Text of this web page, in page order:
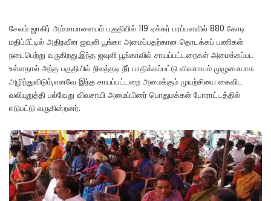
சேலம் ஜாகிர் அம்மாபாளையம் பகுதியில் 119 ஏக்கர் பரப்பளவில் 880 கோடி
மதிப்பீட்டில் அதிநவீன ஜவுளி பூங்கா அமைப்பதற்கான தொடக்கப் பணிகள்
நடைபெற்று வருகிறது.இந்த ஜவுளி பூங்காவில் சாயப்பட்டறைகள் அமைக்கப்பட
உள்ளதால் அந்த பகுதியில் நிலத்தடி நீர் பாதிக்கப்பட்டு விவசாயம் முழுமையாக
அழிந்துவிடும்,எனவே இந்த சாயப்பட்டறை அமைக்கும் முயற்சியை கைவிட
வலியுறுத்தி பல்வேறு விவசாயி அமைப்பினர் பொதுமக்கள் போராட்டத்தில்
ஈடுபட்டு வருகின்றனர்.